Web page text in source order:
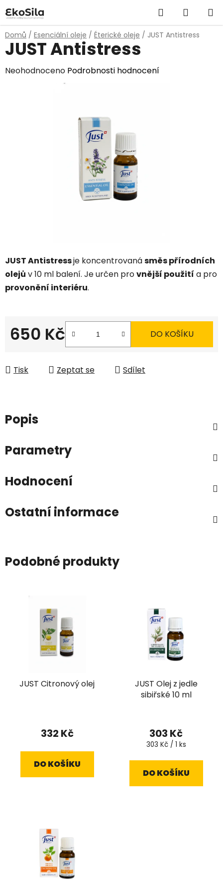
na
obsah
Hledat
KOŠÍK
Domů / Esenciální oleje / Éterické oleje / JUST Antistress
JUST Antistressje koncentrovanásměs přírodních
olejů v 10 ml balení. Je určen provnější použití a pro
provonění interiéru.
650 Kč DO KOŠÍKU
Tisk Zeptat se Sdílet
JUST Antistress
Průměrné
Neohodnoceno Podrobnosti hodnocení
Popis
Parametry
Hodnocení
Ostatní informace
Podobné produkty
JUST Citronový olej
332 Kč
DO KOŠÍKU
JUST Olej z jedle
sibiřské 10 ml
303 Kč
Měrná
303 Kč / 1 ks
DO KOŠÍKU